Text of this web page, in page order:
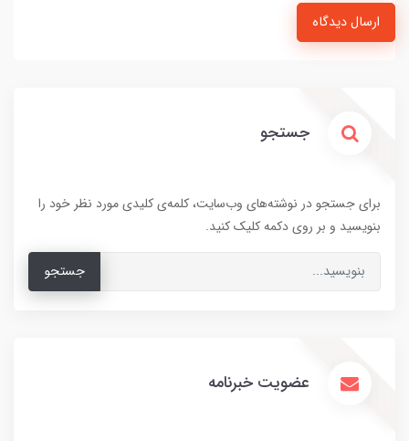
ارسال دیدگاه
جستجو
برای جستجو در نوشته‌های وب‌سایت، کلمه‌ی کلیدی مورد نظر خود را
بنویسید و بر روی دکمه کلیک کنید.
جستجو
عضویت خبرنامه